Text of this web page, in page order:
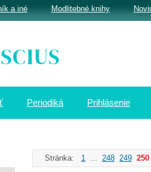
Periodiká Prihlásenie
Stránka: 1 ... 248 249 250
a iné Modlitebné knihy